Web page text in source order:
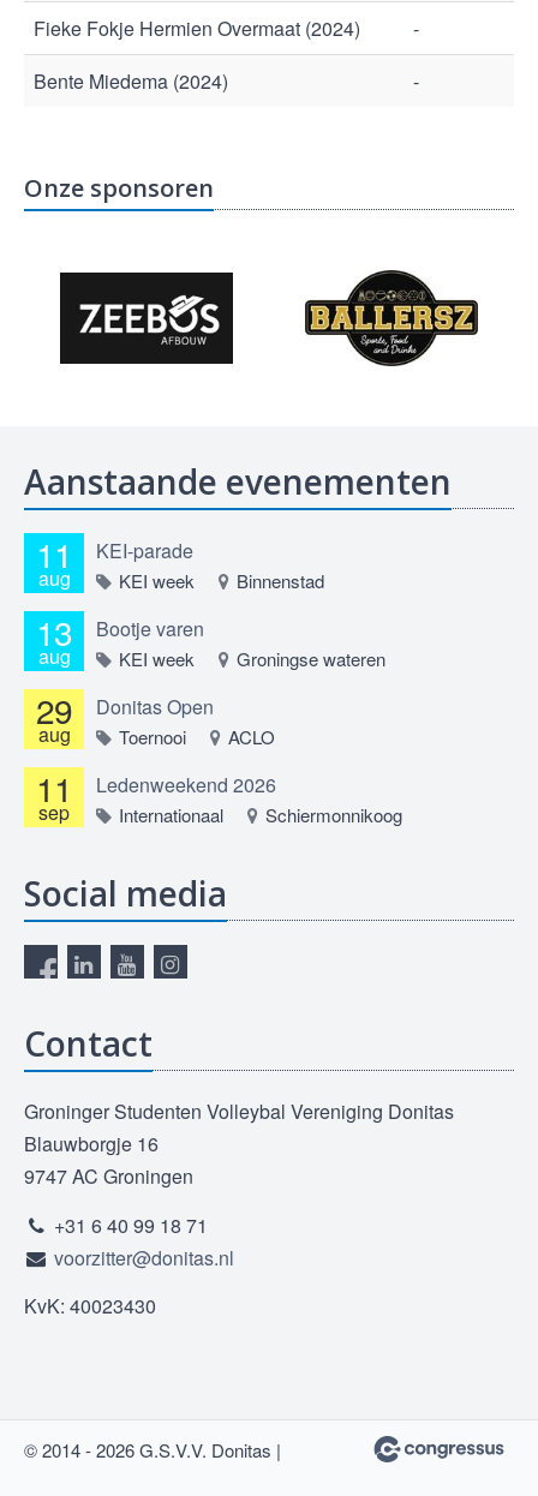
Fieke Fokje Hermien Overmaat (2024)
-
Bente Miedema (2024)
-
Onze sponsoren
Aanstaande evenementen
11
aug
KEI-parade
KEI week Binnenstad
13
aug
Bootje varen
KEI week Groningse wateren
29
aug
Donitas Open
Toernooi ACLO
11
sep
Ledenweekend 2026
Internationaal Schiermonnikoog
Social media
Contact
Groninger Studenten Volleybal Vereniging Donitas
Blauwborgje 16
9747 AC Groningen
+31 6 40 99 18 71
voorzitter@donitas.nl
KvK: 40023430
© 2014 - 2026 G.S.V.V. Donitas |